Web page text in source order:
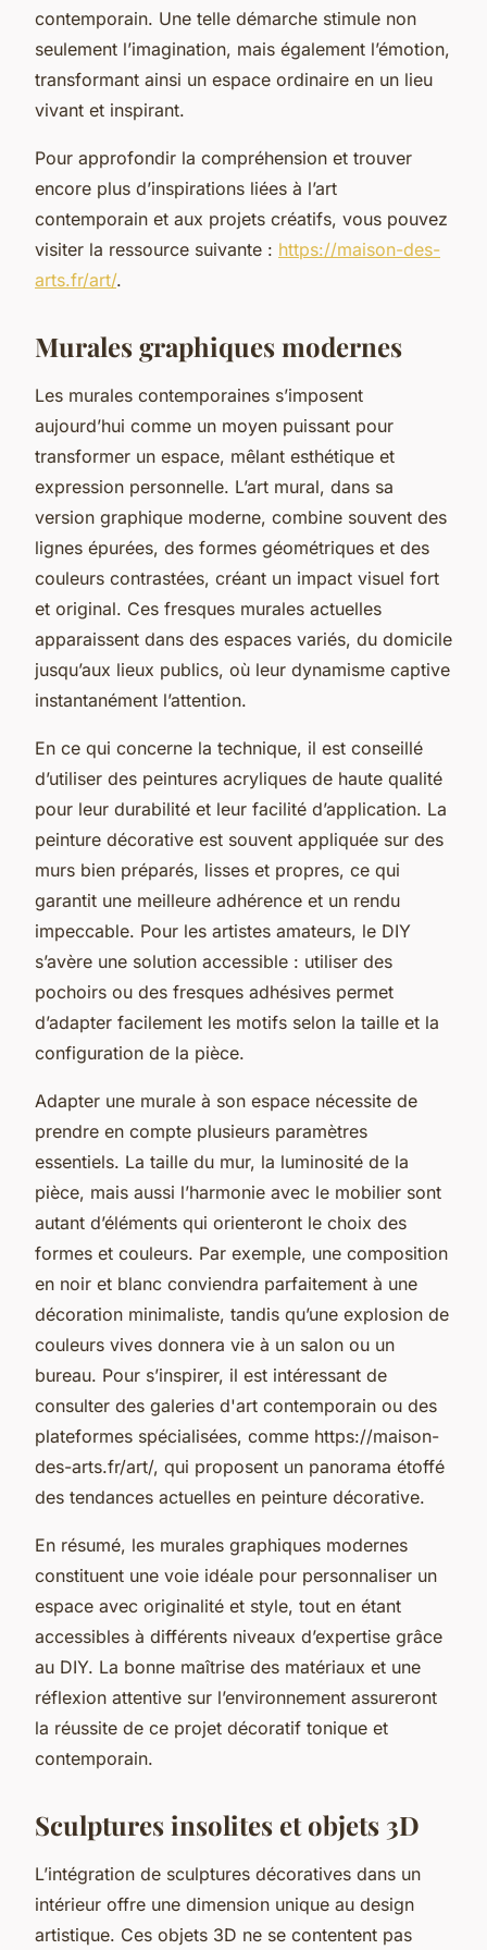
contemporain. Une telle démarche stimule non
seulement l’imagination, mais également l’émotion,
transformant ainsi un espace ordinaire en un lieu
vivant et inspirant.
Pour approfondir la compréhension et trouver
encore plus d’inspirations liées à l’art
contemporain et aux projets créatifs, vous pouvez
visiter la ressource suivante : https://maison-des-
arts.fr/art/.
Murales graphiques modernes
Les murales contemporaines s’imposent
aujourd’hui comme un moyen puissant pour
transformer un espace, mêlant esthétique et
expression personnelle. L’art mural, dans sa
version graphique moderne, combine souvent des
lignes épurées, des formes géométriques et des
couleurs contrastées, créant un impact visuel fort
et original. Ces fresques murales actuelles
apparaissent dans des espaces variés, du domicile
jusqu’aux lieux publics, où leur dynamisme captive
instantanément l’attention.
En ce qui concerne la technique, il est conseillé
d’utiliser des peintures acryliques de haute qualité
pour leur durabilité et leur facilité d’application. La
peinture décorative est souvent appliquée sur des
murs bien préparés, lisses et propres, ce qui
garantit une meilleure adhérence et un rendu
impeccable. Pour les artistes amateurs, le DIY
s’avère une solution accessible : utiliser des
pochoirs ou des fresques adhésives permet
d’adapter facilement les motifs selon la taille et la
configuration de la pièce.
Adapter une murale à son espace nécessite de
prendre en compte plusieurs paramètres
essentiels. La taille du mur, la luminosité de la
pièce, mais aussi l’harmonie avec le mobilier sont
autant d’éléments qui orienteront le choix des
formes et couleurs. Par exemple, une composition
en noir et blanc conviendra parfaitement à une
décoration minimaliste, tandis qu’une explosion de
couleurs vives donnera vie à un salon ou un
bureau. Pour s’inspirer, il est intéressant de
consulter des galeries d'art contemporain ou des
plateformes spécialisées, comme https://maison-
des-arts.fr/art/, qui proposent un panorama étoffé
des tendances actuelles en peinture décorative.
En résumé, les murales graphiques modernes
constituent une voie idéale pour personnaliser un
espace avec originalité et style, tout en étant
accessibles à différents niveaux d’expertise grâce
au DIY. La bonne maîtrise des matériaux et une
réflexion attentive sur l’environnement assureront
la réussite de ce projet décoratif tonique et
contemporain.
Sculptures insolites et objets 3D
L’intégration de sculptures décoratives dans un
intérieur offre une dimension unique au design
artistique. Ces objets 3D ne se contentent pas